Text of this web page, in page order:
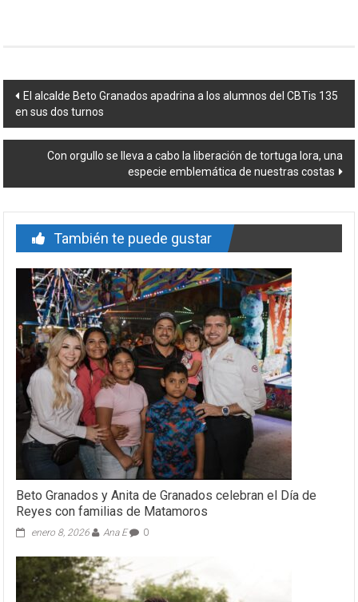
Navegación
de
entrada
El alcalde Beto Granados apadrina a los alumnos del CBTis 135
en sus dos turnos
Con orgullo se lleva a cabo la liberación de tortuga lora, una
especie emblemática de nuestras costas
También te puede gustar
Beto Granados y Anita de Granados celebran el Día de
Reyes con familias de Matamoros
enero 8, 2026 Ana E 0